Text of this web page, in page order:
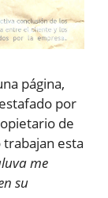
página,
por
de
esta
me
su